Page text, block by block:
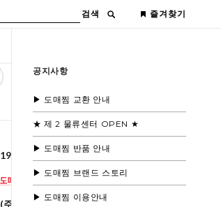
검색 즐겨찾기
공지사항
▶ 도매찜 교환 안내
★ 제 2 물류센터 OPEN ★
▶ 도매찜 반품 안내
▶ 도매찜 브랜드 스토리
▶ 도매찜 이용안내
19,600원(부가세별도)
(주)블루모드